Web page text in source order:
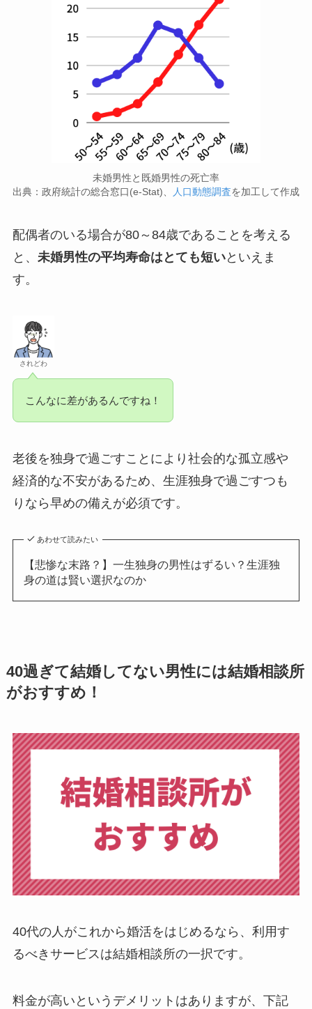
未婚男性と既婚男性の死亡率
出典：政府統計の総合窓口(e-Stat)、
人口動態調査を加工して作成
配偶者のいる場合が80～84歳であることを考える
と、 未婚男性の平均寿命はとても短いといえま
す。
されどわ
こんなに差があるんですね！
老後を独身で過ごすことにより社会的な孤立感や
経済的な不安があるため、生涯独身で過ごすつも
りなら早めの備えが必須です。
あわせて読みたい
【悲惨な末路？】一生独身の男性はずるい？生涯独
身の道は賢い選択なのか
40過ぎて結婚してない男性には結婚相談所
がおすすめ！
40代の人がこれから婚活をはじめるなら、利用す
るべきサービスは結婚相談所の一択です。
料金が高いというデメリットはありますが、下記